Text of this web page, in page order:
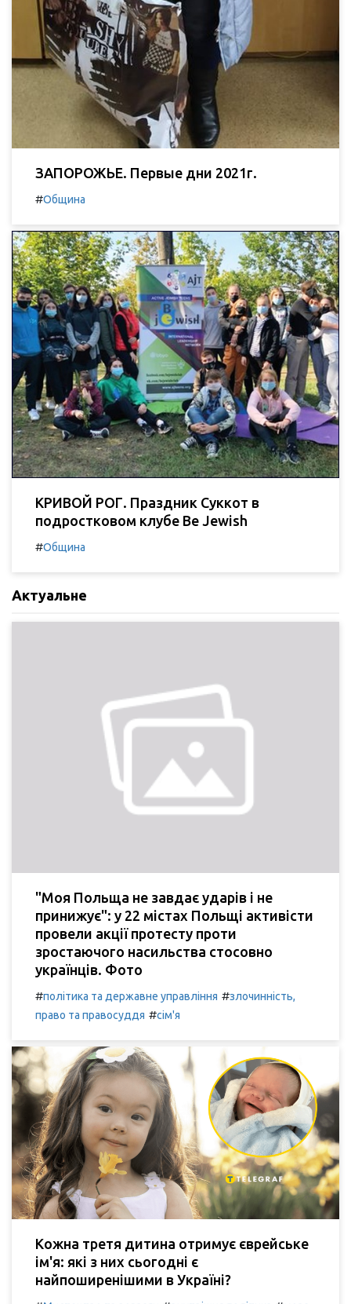
ЗАПОРОЖЬЕ. Первые дни 2021г.
#Община
КРИВОЙ РОГ. Праздник Суккот в
подростковом клубе Be Jewish
#Община
Актуальне
"Моя Польща не завдає ударів і не
принижує": у 22 містах Польщі активісти
провели акції протесту проти
зростаючого насильства стосовно
українців. Фото
#політика та державне управління #злочинність,
право та правосуддя #сім'я
Кожна третя дитина отримує єврейське
ім'я: які з них сьогодні є
найпоширенішими в Україні?